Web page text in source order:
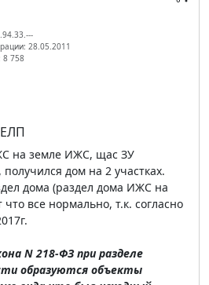
28.05.2011
758
на земле ИЖС, щас ЗУ
дом на 2 участках.
дома (раздел дома ИЖС на
все нормально, т.к. согласно
N 218-ФЗ при разделе
образуются объекты